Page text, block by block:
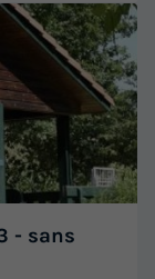
- sans